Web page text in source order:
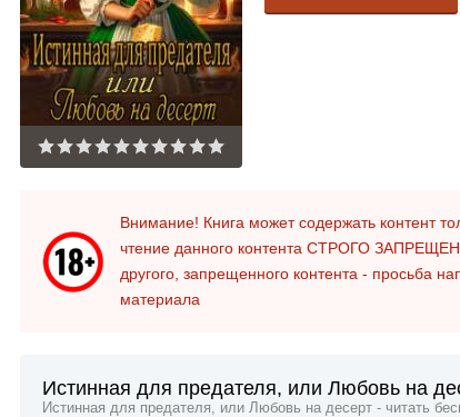
Внимание! Книга может содержать контент
чтение данного контента СТРОГО
другого, запрещенного контента - просьба
материала
Истинная для предателя, или Любовь на
Истинная для предателя, или Любовь на десерт - читать